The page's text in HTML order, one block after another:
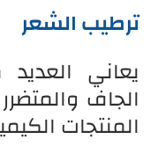
ترطيب الشعر
يعاني
الجاف
المنتجات